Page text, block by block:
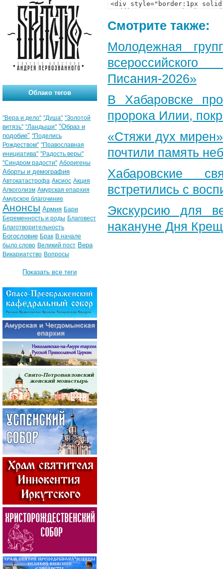
Смотрите также:
Молодежная
Писания-2026»
В Хабаровске
пророка Илии,
«Стяжи дух
почтили память
Хабаровские
встретились с
Экскурсию для
накануне Дня
Облако тегов
"Вера и дело" "Душа" "Золотой
витязь" "Ландыши" "Образ и
подобие" "Поделись
Рождеством" "Православная
инициатива" "Радость веры"
"Синдром радости" Аборигены
Аборты и демография
Автокатастрофа Аксиос Акция
Алкоголизм Амурская епархия
Амурское благочиние
Анонсы Армия Бари
Беременность и роды Благовест
Благотворительность
Богословие Брак В начале
было слово Великий пост Вера
Викариатство Вопросы
Показать все теги